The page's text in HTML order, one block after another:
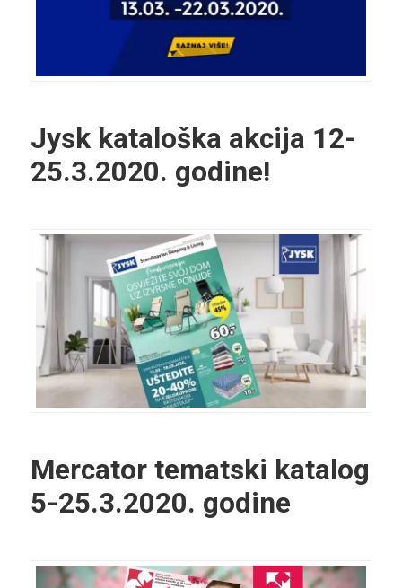
Jysk kataloška akcija 12-
25.3.2020. godine!
Mercator tematski katalog
5-25.3.2020. godine